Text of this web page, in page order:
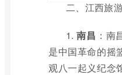
二、江西旅
1.南昌 ：南
是中国革命的摇
观八一起义纪念